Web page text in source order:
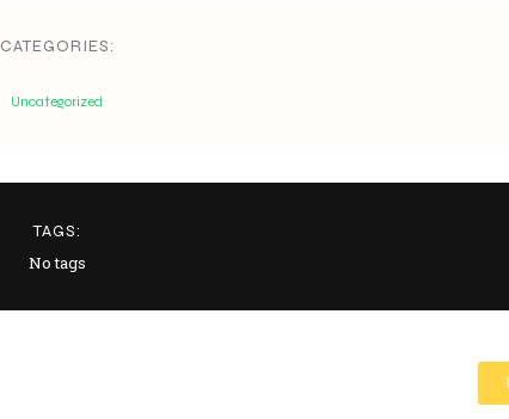
CATEGORIES:
Uncategorized
TAGS:
No tags